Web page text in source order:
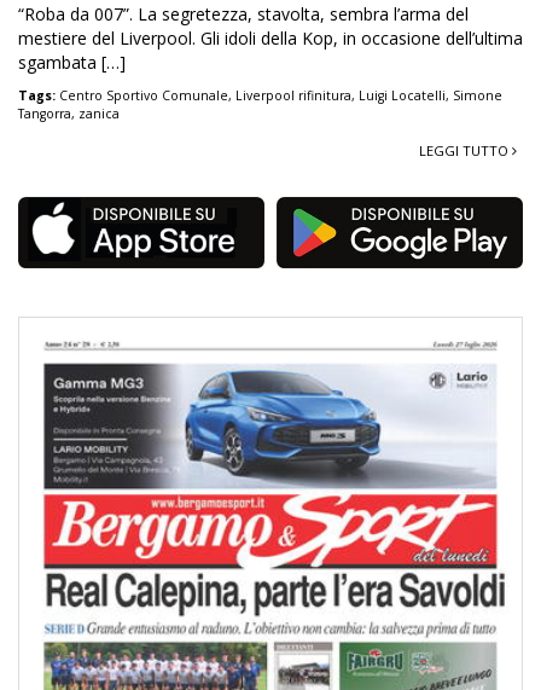
“Roba da 007”. La segretezza, stavolta, sembra l’arma del
mestiere del Liverpool. Gli idoli della Kop, in occasione dell’ultima
sgambata […]
Tags: Centro Sportivo Comunale, Liverpool rifinitura, Luigi Locatelli, Simone
Tangorra, zanica
LEGGI TUTTO